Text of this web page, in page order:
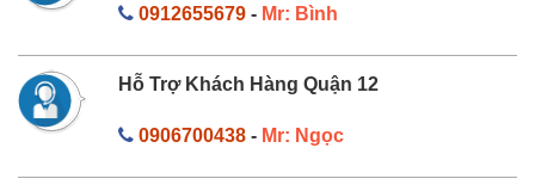
0912655679- Mr: Bình
Hỗ Trợ Khách Hàng Quận 12
0906700438- Mr: Ngọc